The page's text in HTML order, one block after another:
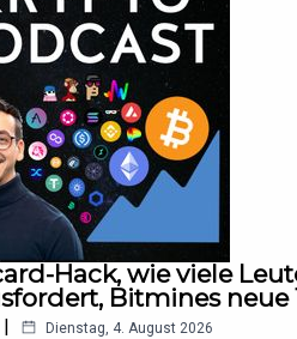
Hack, wie viele
Bitmines
| Dienstag, 4. August 2026